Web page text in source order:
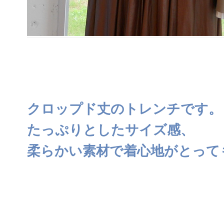
クロップド丈のトレンチです。
たっぷりとしたサイズ感、
柔らかい素材で着心地がとっ